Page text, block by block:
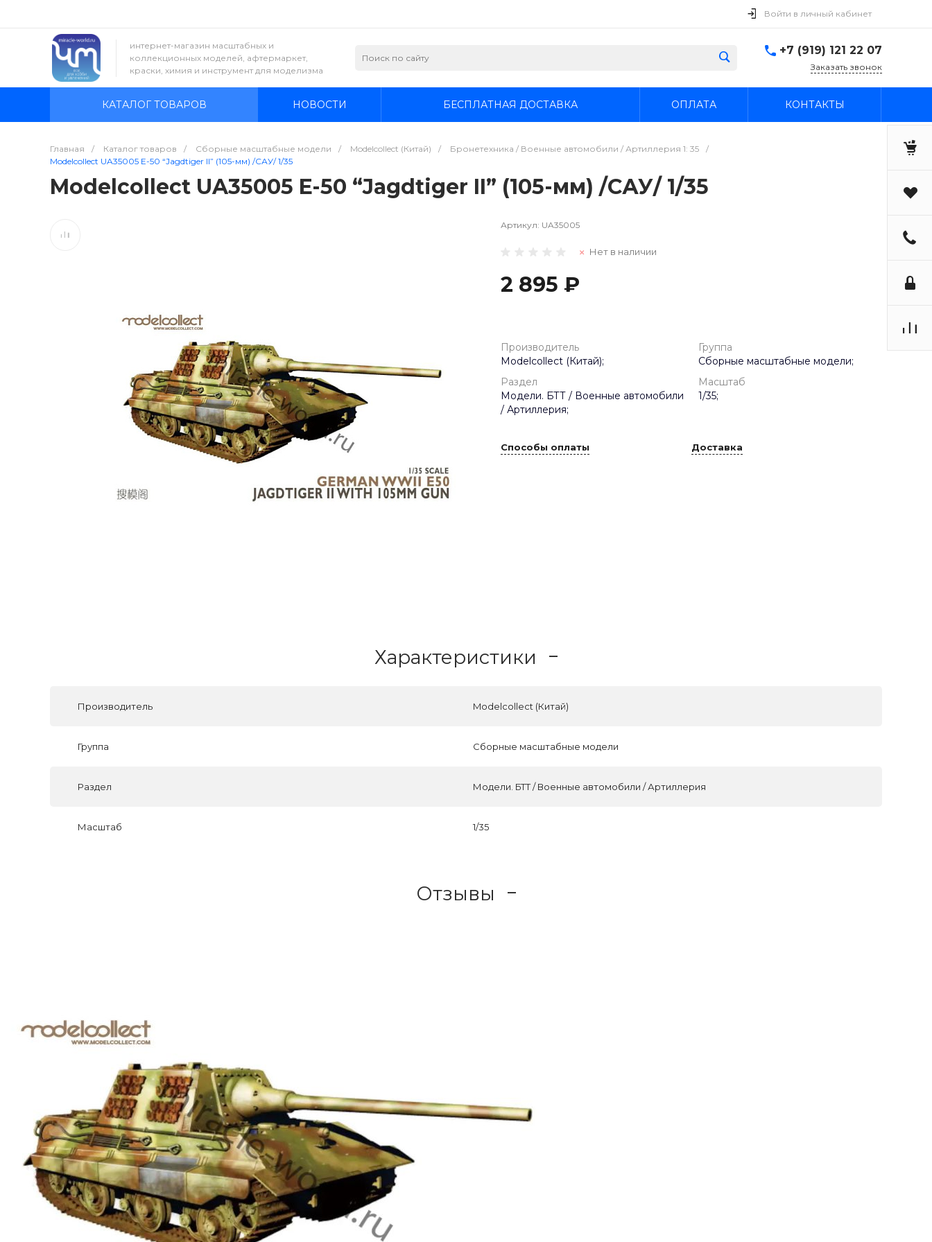
Войти в личный кабинет
интернет-магазин масштабных и
коллекционных моделей, афтермаркет,
краски, химия и инструмент для моделизма
+7 (919) 121 22 07
Заказать звонок
КАТАЛОГ ТОВАРОВ НОВОСТИ БЕСПЛАТНАЯ ДОСТАВКА ОПЛАТА КОНТАКТЫ
Главная / Каталог товаров / Сборные масштабные модели / Modelcollect (Китай) / Бронетехника / Военные автомобили / Артиллерия 1: 35
/
Modelcollect UA35005 E-50 “Jagdtiger II” (105-мм) /САУ/ 1/35
Modelcollect UA35005 E-50 “Jagdtiger II” (105-мм) /САУ/ 1/35
Артикул: UA35005
Нет в наличии
2 895 ₽
Производитель
Modelcollect (Китай);
Группа
Сборные масштабные модели;
Раздел
Модели. БТТ / Военные автомобили
/ Артиллерия;
Масштаб
1/35;
Способы оплаты Доставка
Характеристики
Производитель Modelcollect (Китай)
Группа Сборные масштабные модели
Раздел Модели. БТТ / Военные автомобили / Артиллерия
Масштаб 1/35
Отзывы